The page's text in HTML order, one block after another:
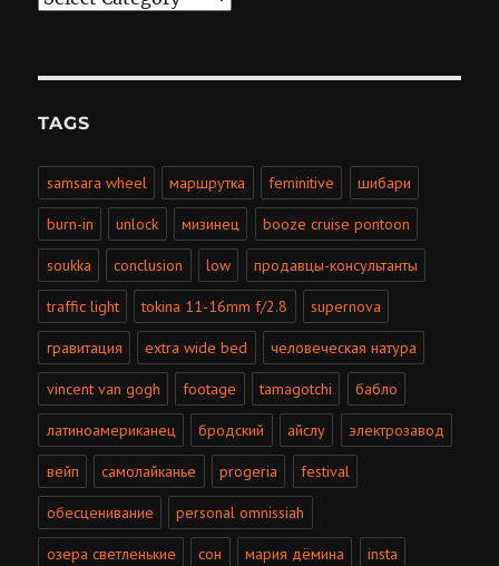
TAGS
samsara wheel маршрутка feminitive шибари
burn-in unlock мизинец booze cruise pontoon
soukka conclusion low продавцы-консультанты
traffic light tokina 11-16mm f/2.8 supernova
гравитация extra wide bed человеческая натура
vincent van gogh footage tamagotchi бабло
латиноамериканец бродский айслу электрозавод
вейп самолайканье progeria festival
обесценивание personal omnissiah
озера светленькие сон мария дёмина insta